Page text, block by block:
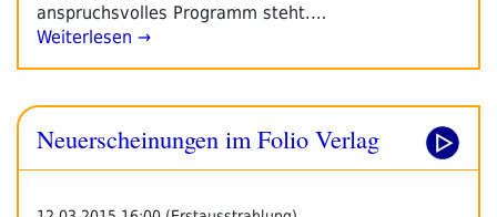
anspruchsvolles Programm steht.…
Weiterlesen →
Neuerscheinungen im Folio Verlag